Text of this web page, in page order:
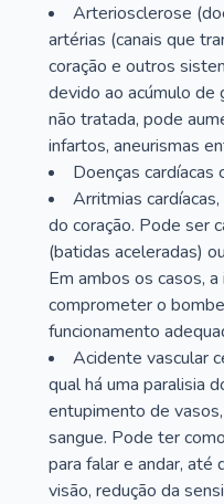
Arteriosclerose
artérias (canais que
coração e outros
devido ao acúmulo de
não tratada, pode
infartos, aneurismas
Doenças cardíacas
Arritmias
do coração. Pode ser
(batidas aceleradas)
Em ambos os casos,
comprometer o
funcionamento
Acidente vascular
qual há uma paralisia
entupimento de
sangue. Pode ter
para falar e andar, até
visão, redução da